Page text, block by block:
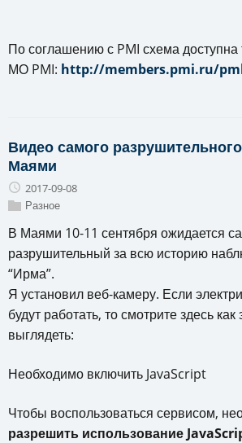
По соглашению с PMI схема доступна
МО PMI: http://members.pmi.ru/
Видео самого
Маями
2017-09-08
Разное
В Маями 10-11 сентября ожидается
разрушительный за всю историю
“Ирма”.
Я установил веб-камеру. Если
будут работать, то смотрите здесь как
выглядеть:
Необходимо включить JavaScript
Чтобы воспользоваться сервисом,
разрешить использование